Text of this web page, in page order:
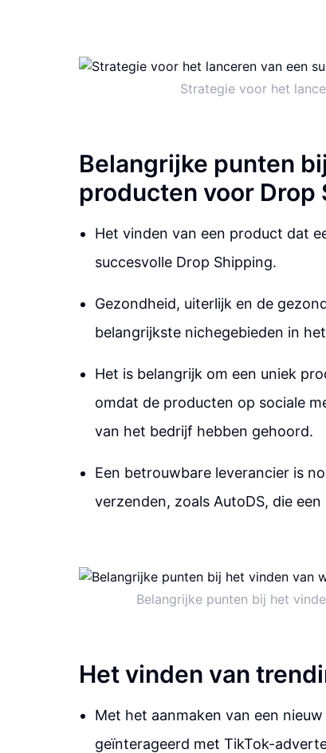
Strategie voor het
Belangrijke punten
producten voor Drop
Het vinden van een product dat
succesvolle Drop Shipping.
Gezondheid, uiterlijk en de
belangrijkste nichegebieden in
Het is belangrijk om een uniek
omdat de producten op sociale
van het bedrijf hebben gehoord.
Een betrouwbare leverancier is
verzenden, zoals AutoDS, die
Belangrijke punten bij het
Het vinden van
Met het aanmaken van een
geïnterageerd met TikTok-